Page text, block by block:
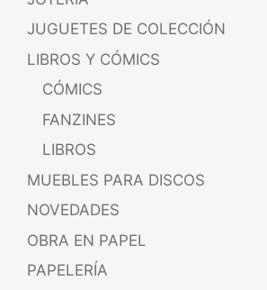
JUGUETES DE COLECCIÓN
LIBROS Y CÓMICS
CÓMICS
FANZINES
LIBROS
MUEBLES PARA DISCOS
NOVEDADES
OBRA EN PAPEL
PAPELERÍA